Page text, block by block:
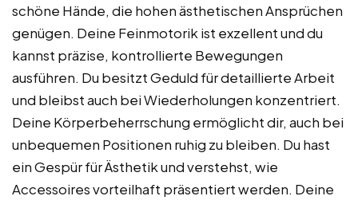
schöne Hände, die hohen ästhetischen Ansprüchen
genügen. Deine Feinmotorik ist exzellent und du
kannst präzise, kontrollierte Bewegungen
ausführen. Du besitzt Geduld für detaillierte Arbeit
und bleibst auch bei Wiederholungen konzentriert.
Deine Körperbeherrschung ermöglicht dir, auch bei
unbequemen Positionen ruhig zu bleiben. Du hast
ein Gespür für Ästhetik und verstehst, wie
Accessoires vorteilhaft präsentiert werden. Deine